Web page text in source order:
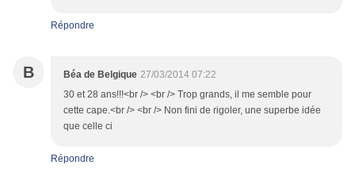
Répondre
B Béa de Belgique 27/03/2014 07:22
30 et 28 ans!!!<br /> <br /> Trop grands, il me semble pour
cette cape.<br /> <br /> Non fini de rigoler, une superbe idée
que celle ci
Répondre